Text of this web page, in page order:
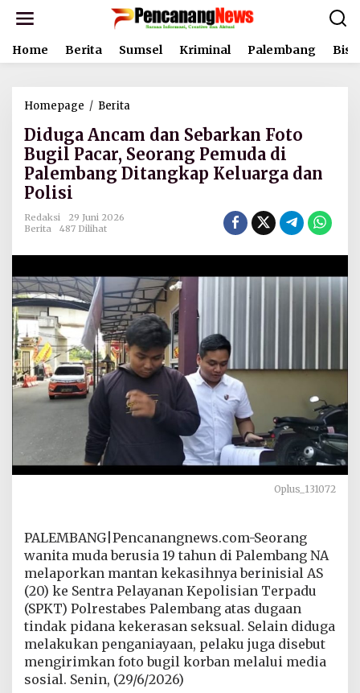
t
Home Berita Sumsel Kriminal Palembang
Homepage / Berita
d
u
g
a
a
n
S
e
a
r
k
a
n
o
l
P
a
c
a
r
,
S
e
o
r
Diduga Ancam dan Sebarkan Foto
Bugil Pacar, Seorang Pemuda di
Palembang Ditangkap Keluarga dan
Polisi
Redaksi
29 Juni 2026
Berita
487 Dilihat
Oplus_131072
PALEMBANG|Pencanangnews.com-Seorang
wanita muda berusia 19 tahun di Palembang NA
melaporkan mantan kekasihnya berinisial AS
(20) ke Sentra Pelayanan Kepolisian Terpadu
(SPKT) Polrestabes Palembang atas dugaan
tindak pidana kekerasan seksual. Selain diduga
melakukan penganiayaan, pelaku juga disebut
mengirimkan foto bugil korban melalui media
sosial. Senin, (29/6/2026)